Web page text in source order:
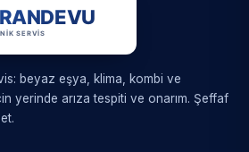
beyaz eşya, klima, kombi ve
yerinde arıza tespiti ve onarım. Şeffaf